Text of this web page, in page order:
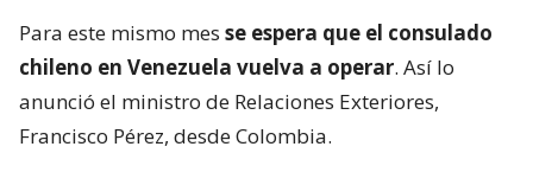
Para este mismo mes se espera que el consulado
chileno en Venezuela vuelva a operar. Así lo
anunció el ministro de Relaciones Exteriores,
Francisco Pérez, desde Colombia.